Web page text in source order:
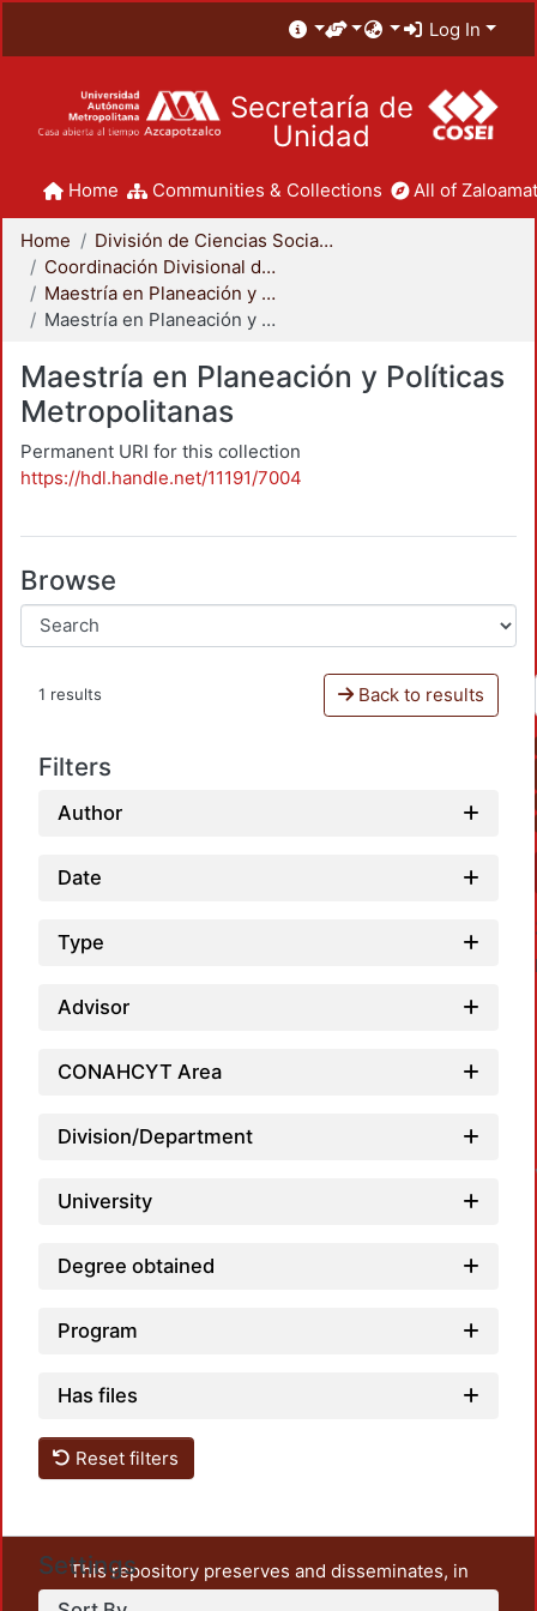
Log In
Secretaría de
Unidad
Home Communities & Collections All of
Home
División de Ciencias Sociales y Humanidades
Coordinación Divisional de Posgrado
Maestría en Planeación y Políticas Metropolitanas
Maestría en Planeación y Políticas Metropolitanas
Maestría en Planeación y Políticas
Metropolitanas
Permanent URI for this collection
https://hdl.handle.net/11191/7004
Browse
1 results Back to results
Filters
Author
Date
Type
Advisor
CONAHCYT Area
Division/Department
University
Degree obtained
Program
Has files
Reset filters
Settings
This repository preserves and disseminates, in
unrestricted open access, the teaching and research